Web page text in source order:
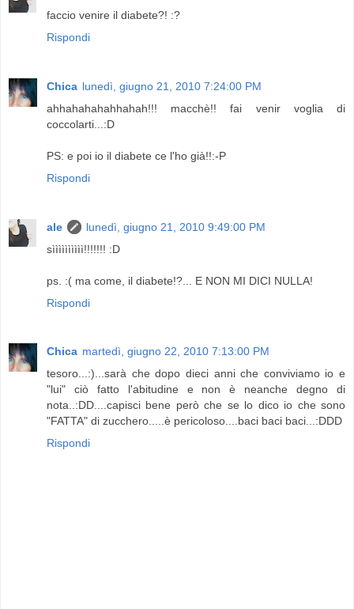
faccio venire il diabete?! :?
Rispondi
Chica lunedì, giugno 21, 2010 7:24:00 PM
ahhahahahahhahah!!! macchè!! fai venir voglia di
coccolarti...:D
PS: e poi io il diabete ce l'ho già!!:-P
Rispondi
ale
lunedì, giugno 21, 2010 9:49:00 PM
sìììììììììì!!!!!!! :D
ps. :( ma come, il diabete!?... E NON MI DICI NULLA!
Rispondi
Chica martedì, giugno 22, 2010 7:13:00 PM
tesoro...:)...sarà che dopo dieci anni che conviviamo io e
"lui" ciò fatto l'abitudine e non è neanche degno di
nota..:DD....capisci bene però che se lo dico io che sono
"FATTA" di zucchero.....è pericoloso....baci baci baci...:DDD
Rispondi